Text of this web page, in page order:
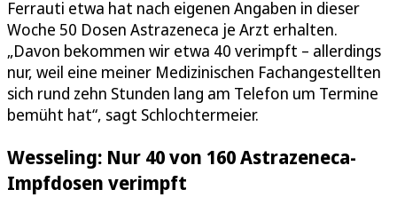
Ferrauti etwa hat nach eigenen Angaben in dieser
Woche 50 Dosen Astrazeneca je Arzt erhalten.
„Davon bekommen wir etwa 40 verimpft – allerdings
nur, weil eine meiner Medizinischen Fachangestellten
sich rund zehn Stunden lang am Telefon um Termine
bemüht hat“, sagt Schlochtermeier.
Wesseling: Nur 40 von 160 Astrazeneca-
Impfdosen verimpft